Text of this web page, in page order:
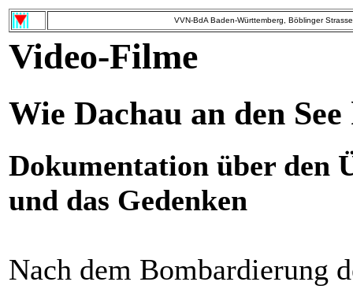
VVN-BdA Baden-Württemberg, Böblinger
Video-Filme
Wie Dachau an den
Dokumentation über den
und das Gedenken
Nach dem Bombardierung